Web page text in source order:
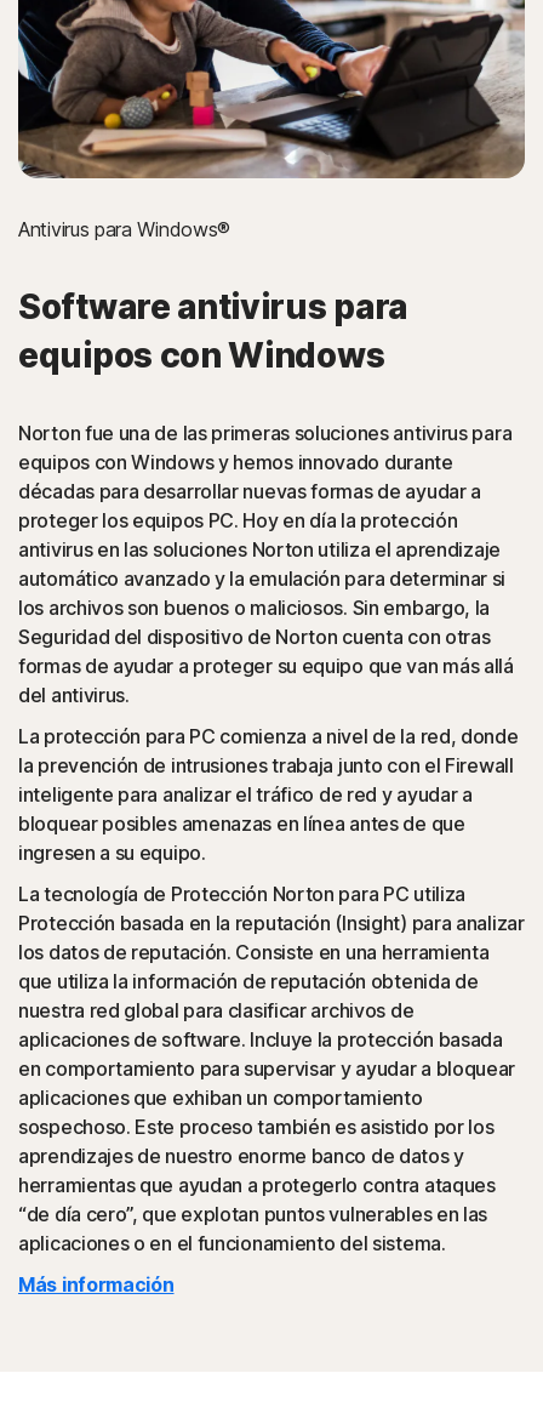
La protección Norton ayuda a bloquear los intentos de
robo de tarjetas de crédito durante la facturación en
línea.
Registradores de pulsaciones
La protección Norton detiene las amenazas en línea que
cuentas de Internet.
Ataques de navegador de interposición
La protección Norton detecta software malicioso que
secuestra una sesión web.
Posibles aplicaciones no deseadas (PUA)
La protección Norton detecta las extensiones o
aplicaciones del navegador conocidas por causar
problemas y las desinstala.
Ataques basados en scripts
(JavaScript, VBA, VBS, Powershell): Las amenazas en
línea modernas usan lenguajes de programación de
protección Norton detecta y ayuda a bloquear estos
ataques.
Estafas de redes sociales◊
La protección Norton ayuda a bloquear los “me gusta”
maliciosos en Facebook, un tipo de clickjacking en el que
los clics en “me gusta” realmente activan un vínculo
malicioso oculto, que después podría ser publicado en el
muro de sus amigos.
Estafas de soporte al cliente◊
La protección Norton bloquea los sitios web que se
Antivirus para Windows®
Software antivirus para
equipos con Windows
Norton fue una de las primeras soluciones antivirus para
equipos con Windows y hemos innovado durante
décadas para desarrollar nuevas formas de ayudar a
proteger los equipos PC. Hoy en día la protección
antivirus en las soluciones Norton utiliza el aprendizaje
automático avanzado y la emulación para determinar si
los archivos son buenos o maliciosos. Sin embargo, la
Seguridad del dispositivo de Norton cuenta con otras
formas de ayudar a proteger su equipo que van más allá
del antivirus.
La protección para PC comienza a nivel de la red, donde
la prevención de intrusiones trabaja junto con el Firewall
inteligente para analizar el tráfico de red y ayudar a
bloquear posibles amenazas en línea antes de que
ingresen a su equipo.
La tecnología de Protección Norton para PC utiliza
Protección basada en la reputación (Insight) para analizar
los datos de reputación. Consiste en una herramienta
que utiliza la información de reputación obtenida de
nuestra red global para clasificar archivos de
aplicaciones de software. Incluye la protección basada
en comportamiento para supervisar y ayudar a bloquear
aplicaciones que exhiban un comportamiento
sospechoso. Este proceso también es asistido por los
aprendizajes de nuestro enorme banco de datos y
herramientas que ayudan a protegerlo contra ataques
“de día cero”, que explotan puntos vulnerables en las
aplicaciones o en el funcionamiento del sistema.
Más información